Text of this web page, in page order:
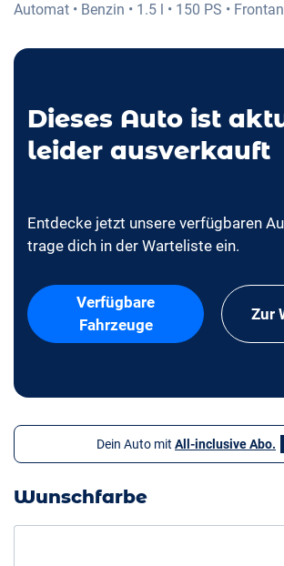
Automat • Benzin • 1.5 l • 150 PS •
Dieses Auto ist
leider ausverkauft
Entdecke jetzt unsere verfügbaren
trage dich in der Warteliste ein.
Verfügbare
Fahrzeuge
Zur
Dein Auto mit All-inclusive Abo.
Wunschfarbe